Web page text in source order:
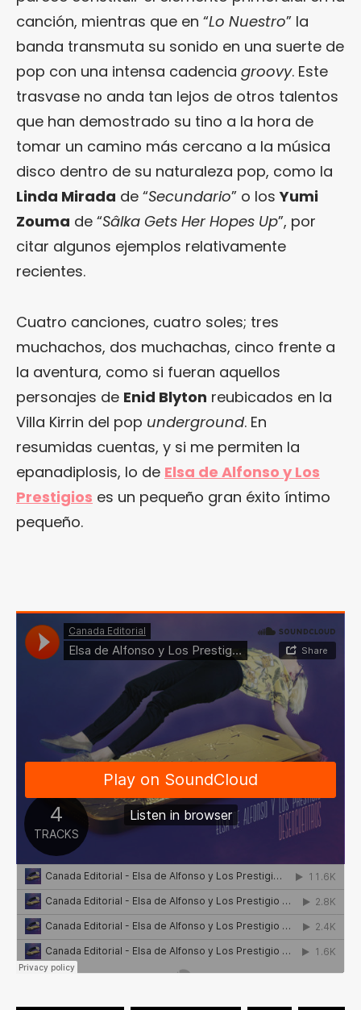
canción, mientras que en “Lo Nuestro” la
banda transmuta su sonido en una suerte de
pop con una intensa cadencia groovy. Este
trasvase no anda tan lejos de otros talentos
que han demostrado su tino a la hora de
tomar un camino más cercano a la música
disco dentro de su naturaleza pop, como la
Linda Mirada de “Secundario” o losYumi
Zouma de “Sâlka Gets Her Hopes Up”, por
citar algunos ejemplos relativamente
recientes.
Cuatro canciones, cuatro soles; tres
muchachos, dos muchachas, cinco frente a
la aventura, como si fueran aquellos
personajes de Enid Blyton reubicados en la
Villa Kirrin del pop underground. En
resumidas cuentas, y si me permiten la
epanadiplosis, lo de Elsa de Alfonso y Los
Prestigios es un pequeño gran éxito íntimo
pequeño.